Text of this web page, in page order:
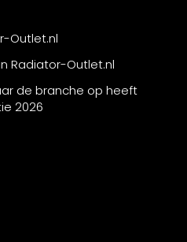
Outlet.nl
Radiator-Outlet.nl
de branche op heeft
2026